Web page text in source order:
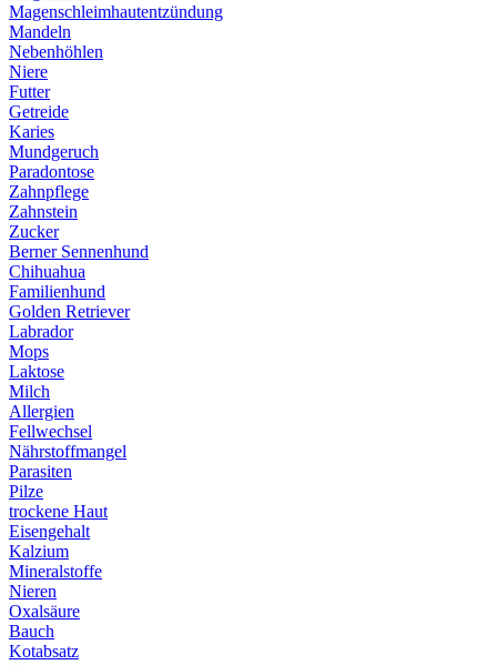
Magenschleimhautentzündung
Mandeln
Nebenhöhlen
Niere
Futter
Getreide
Karies
Mundgeruch
Paradontose
Zahnpflege
Zahnstein
Zucker
Berner Sennenhund
Chihuahua
Familienhund
Golden Retriever
Labrador
Mops
Laktose
Milch
Allergien
Fellwechsel
Nährstoffmangel
Parasiten
Pilze
trockene Haut
Eisengehalt
Kalzium
Mineralstoffe
Nieren
Oxalsäure
Bauch
Kotabsatz